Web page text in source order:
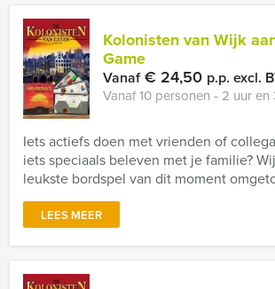
Kolonisten van Wijk
Game
Vanaf€ 24,50 p.p. excl.
Vanaf 10 personen ‐ 2 uur en
Iets actiefs doen met vrienden of
iets speciaals beleven met je familie?
leukste bordspel van dit moment
LEES MEER